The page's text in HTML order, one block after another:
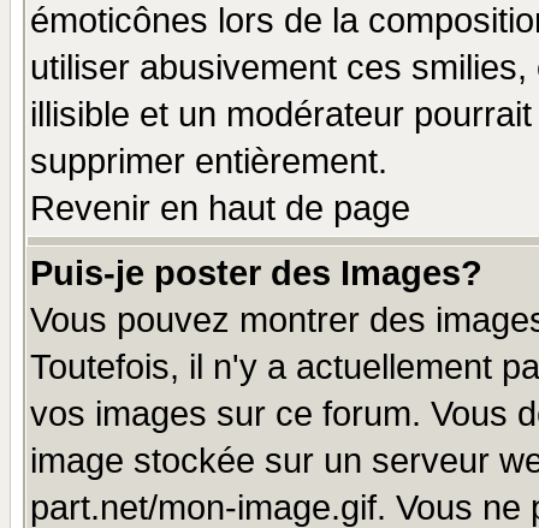
émoticônes lors de la
utiliser abusivement ces
illisible et un modérateur
supprimer entièrement.
Revenir en haut de page
Puis-je poster des Images?
Vous pouvez montrer des
Toutefois, il n'y a actuellement
vos images sur ce forum. Vous
image stockée sur un serveur
part.net/mon-image.gif. Vous